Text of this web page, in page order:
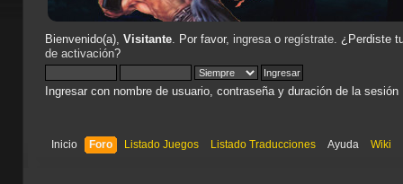
Bienvenido(a), Visitante. Por favor, ingresao regístrate. ¿Perdiste
de activación?
Ingresar con nombre de usuario, contraseña y duración de la sesión
Inicio Foro Listado Juegos Listado Traducciones Ayuda Wiki